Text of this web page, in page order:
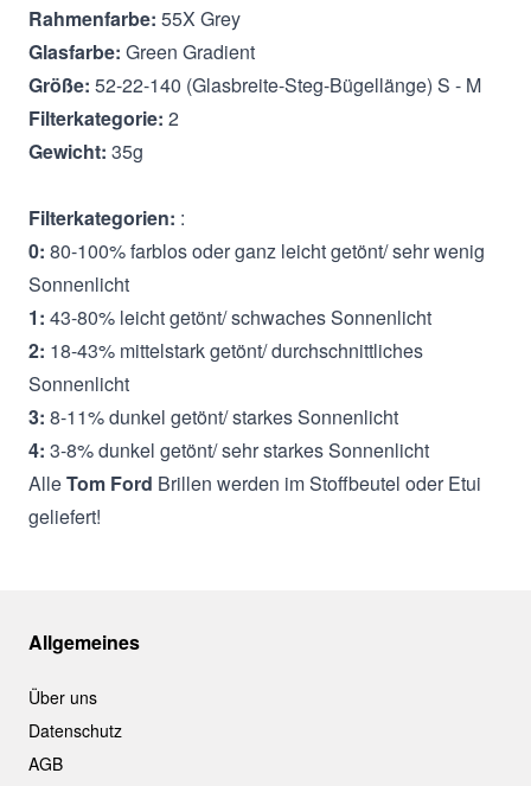
Rahmenfarbe: 55X Grey
Glasfarbe: Green Gradient
Größe: 52-22-140 (Glasbreite-Steg-Bügellänge) S - M
Filterkategorie: 2
Gewicht: 35g
Filterkategorien: :
0: 80-100% farblos oder ganz leicht getönt/ sehr wenig
Sonnenlicht
1: 43-80% leicht getönt/ schwaches Sonnenlicht
2: 18-43% mittelstark getönt/ durchschnittliches
Sonnenlicht
3: 8-11% dunkel getönt/ starkes Sonnenlicht
4: 3-8% dunkel getönt/ sehr starkes Sonnenlicht
AlleTom Ford Brillen werden im Stoffbeutel oder Etui
geliefert!
Allgemeines
Über uns
Datenschutz
AGB